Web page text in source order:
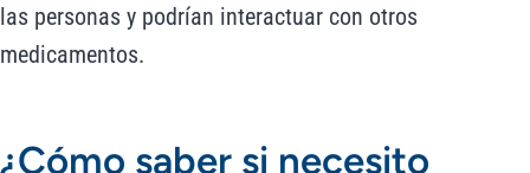
las personas y podrían interactuar con otros
medicamentos.
¿Cómo saber si necesito